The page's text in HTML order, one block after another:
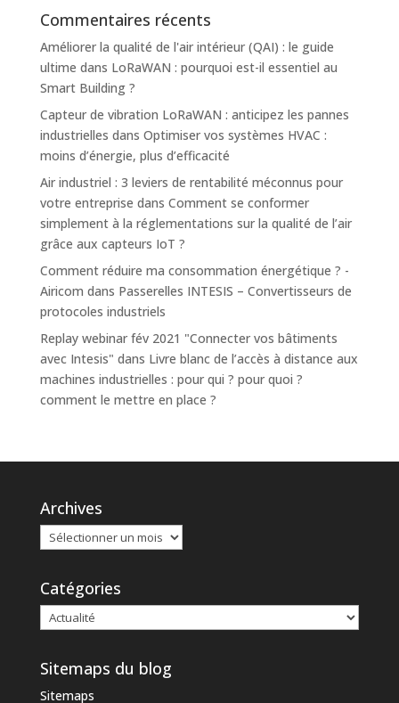
Commentaires récents
Améliorer la qualité de l'air intérieur (QAI) : le guide
ultime dans LoRaWAN : pourquoi est-il essentiel au
Smart Building ?
Capteur de vibration LoRaWAN : anticipez les pannes
industrielles dans Optimiser vos systèmes HVAC :
moins d’énergie, plus d’efficacité
Air industriel : 3 leviers de rentabilité méconnus pour
votre entreprise dans Comment se conformer
simplement à la réglementations sur la qualité de l’air
grâce aux capteurs IoT ?
Comment réduire ma consommation énergétique ? -
Airicom dans Passerelles INTESIS – Convertisseurs de
protocoles industriels
Replay webinar fév 2021 "Connecter vos bâtiments
avec Intesis" dans Livre blanc de l’accès à distance aux
machines industrielles : pour qui ? pour quoi ?
comment le mettre en place ?
Archives
Catégories
Sitemaps du blog
Sitemaps